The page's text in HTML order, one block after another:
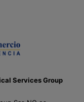
Services Group